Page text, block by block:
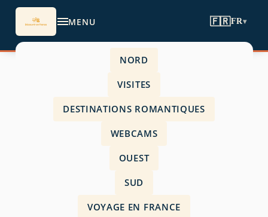
MENU
NORD
VISITES
DESTINATIONS ROMANTIQUES
WEBCAMS
OUEST
SUD
VOYAGE EN FRANCE
🇫🇷FR▾
Visites ›
Week end Insolite en